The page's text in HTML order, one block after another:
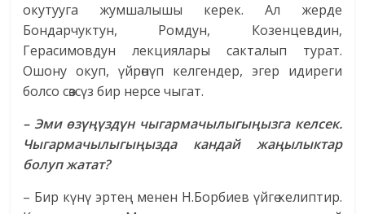
окутууга жумшалышы керек. Ал жерде
Бондарчуктун, Ромдун, Козенцевдин,
Герасимовдун лекциялары сакталып турат.
Ошону окуп, үйрөнүп келгендер, эгер идиреги
болсо сөзсүз бир нерсе чыгат.
– Эми өзүңүздүн чыгармачылыгыңызга келсек.
Чыгармачылыгыңызда кандай жаңылыктар
болуп жатат?
– Бир күнү эртең менен Н.Борбиев үйгө келиптир.